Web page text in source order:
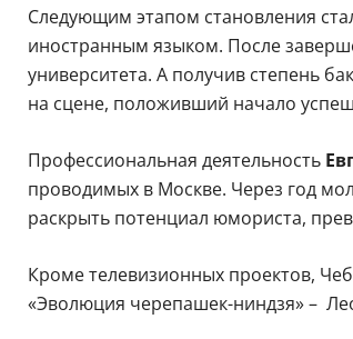
Следующим этапом становления
иностранным языком. После
университета. А получив степень
на сцене, положивший начало
Профессиональная деятельность
проводимых в Москве. Через год
раскрыть потенциал юмориста,
Кроме телевизионных проектов,
«Эволюция черепашек-ниндзя» –